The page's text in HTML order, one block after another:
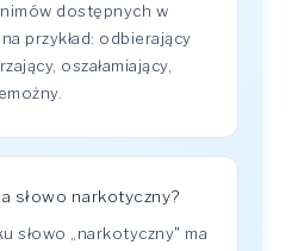
dostępnych w
przykład: odbierający
oszałamiający,
słowo narkotyczny?
słowo „narkotyczny" ma